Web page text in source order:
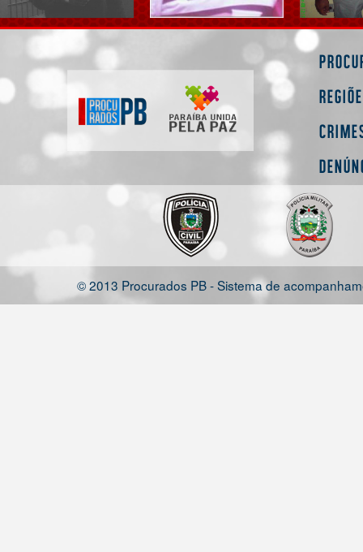
© 2013 Procurados PB - Sistema de